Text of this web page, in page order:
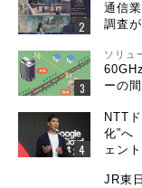
通信
調査
ソリュ
ーの
NTT
化”へ
ェン
JR東